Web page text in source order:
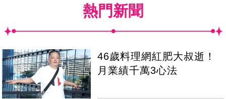
熱門新聞
46歲料理網紅肥大叔逝！
月業績千萬3心法